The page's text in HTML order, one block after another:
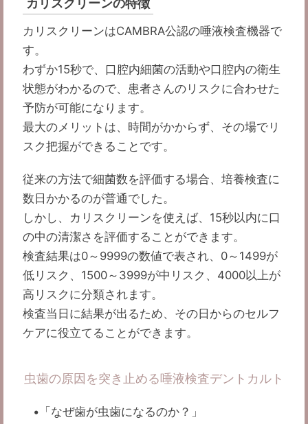
カリスクリーンの特徴
カリスクリーンはCAMBRA公認の唾液検査機器で
す。
わずか15秒で、口腔内細菌の活動や口腔内の衛生
状態がわかるので、患者さんのリスクに合わせた
予防が可能になります。
最大のメリットは、時間がかからず、その場でリ
スク把握ができることです。
従来の方法で細菌数を評価する場合、培養検査に
数日かかるのが普通でした。
しかし、カリスクリーンを使えば、15秒以内に口
の中の清潔さを評価することができます。
検査結果は0～9999の数値で表され、0～1499が
低リスク、1500～3999が中リスク、4000以上が
高リスクに分類されます。
検査当日に結果が出るため、その日からのセルフ
ケアに役立てることができます。
虫歯の原因を突き止める唾液検査デントカルト
•「なぜ歯が虫歯になるのか？」